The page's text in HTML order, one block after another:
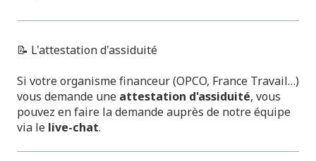
📝 L'attestation d'assiduité
Si votre organisme financeur (OPCO, France Travail…)
vous demande une attestation d'assiduité, vous
pouvez en faire la demande auprès de notre équipe
via le live-chat.